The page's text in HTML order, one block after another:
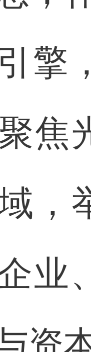
擎
焦
，
业
资